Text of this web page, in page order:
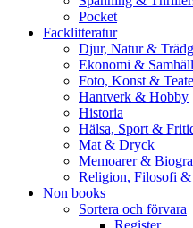
Pocket
Facklitteratur
Djur, Natur &
Ekonomi &
Foto, Konst &
Hantverk & Hobby
Historia
Hälsa, Sport &
Mat & Dryck
Memoarer &
Religion, Filosofi &
Non books
Sortera och förvara
Register